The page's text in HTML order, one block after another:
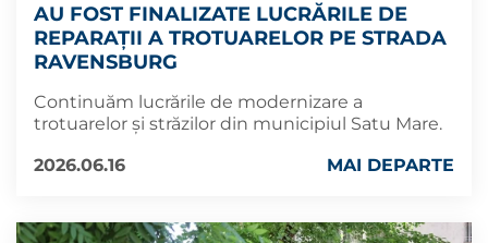
AU FOST FINALIZATE LUCRĂRILE DE
REPARAȚII A TROTUARELOR PE STRADA
RAVENSBURG
Continuăm lucrările de modernizare a
trotuarelor și străzilor din municipiul Satu Mare.
2026.06.16
MAI DEPARTE